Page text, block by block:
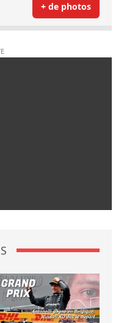
+ de photos